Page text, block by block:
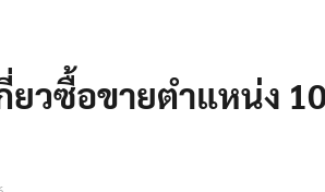
ยวซื้อขายตำแหน่ง